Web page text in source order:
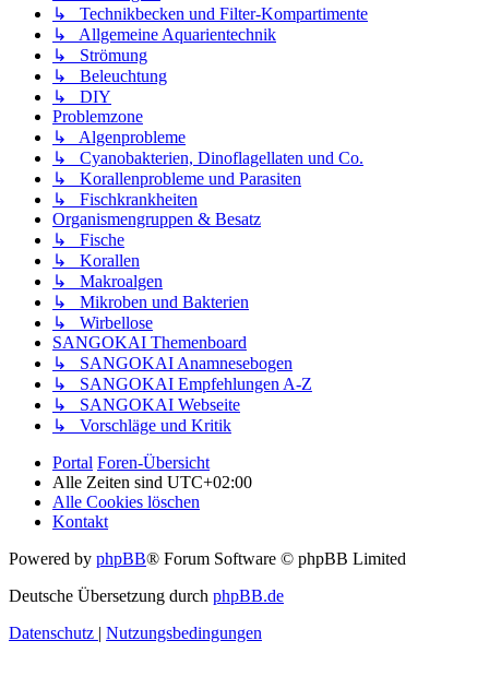
↳ Technikbecken und Filter-Kompartimente
↳ Allgemeine Aquarientechnik
↳ Strömung
↳ Beleuchtung
↳ DIY
Problemzone
↳ Algenprobleme
↳ Cyanobakterien, Dinoflagellaten und Co.
↳ Korallenprobleme und Parasiten
↳ Fischkrankheiten
Organismengruppen & Besatz
↳ Fische
↳ Korallen
↳ Makroalgen
↳ Mikroben und Bakterien
↳ Wirbellose
SANGOKAI Themenboard
↳ SANGOKAI Anamnesebogen
↳ SANGOKAI Empfehlungen A-Z
↳ SANGOKAI Webseite
↳ Vorschläge und Kritik
Portal Foren-Übersicht
Alle Zeiten sind UTC+02:00
Alle Cookies löschen
Kontakt
Powered by phpBB® Forum Software © phpBB Limited
Deutsche Übersetzung durch phpBB.de
Datenschutz | Nutzungsbedingungen